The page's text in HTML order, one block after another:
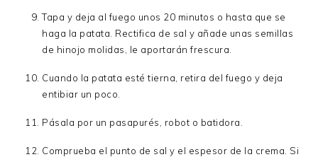
Tapa y deja al fuego unos 20 minutos o hasta que se
haga la patata. Rectifica de sal y añade unas semillas
de hinojo molidas, le aportarán frescura.
Cuando la patata esté tierna, retira del fuego y deja
entibiar un poco.
Pásala por un pasapurés, robot o batidora.
Comprueba el punto de sal y el espesor de la crema. Si